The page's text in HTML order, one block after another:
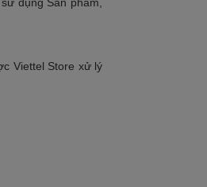
dụng Sản phẩm,
Viettel Store xử lý